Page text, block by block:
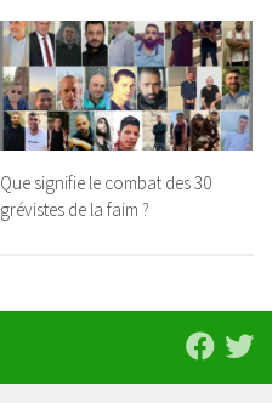
Que signifie le combat des 30
grévistes de la faim ?